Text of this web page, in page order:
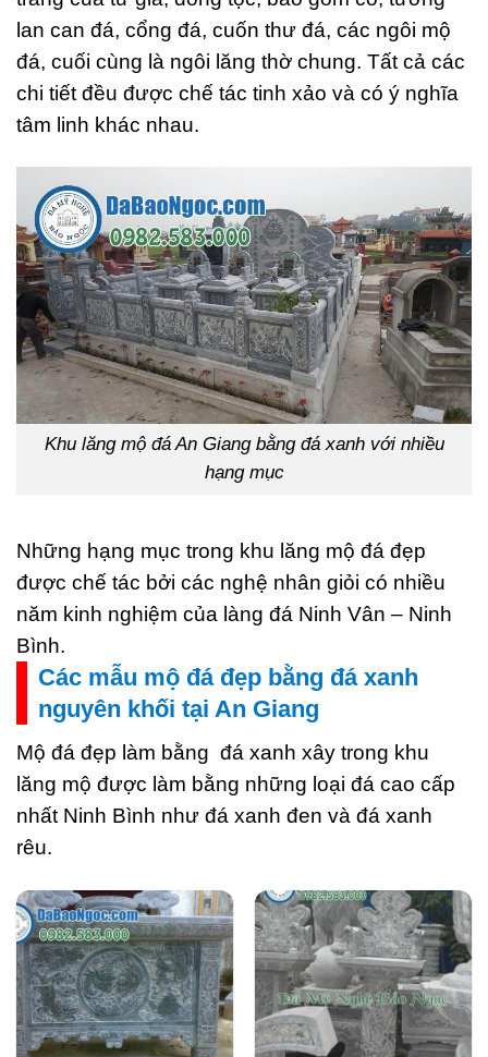
lan can đá, cổng đá, cuốn thư đá, các ngôi mộ
đá, cuối cùng là ngôi lăng thờ chung. Tất cả các
chi tiết đều được chế tác tinh xảo và có ý nghĩa
tâm linh khác nhau.
Khu lăng mộ đá An Giang bằng đá xanh với nhiều
hạng mục
Những hạng mục trong khu lăng mộ đá đẹp
được chế tác bởi các nghệ nhân giỏi có nhiều
năm kinh nghiệm của làng đá Ninh Vân – Ninh
Bình.
Các mẫu mộ đá đẹp bằng đá xanh
nguyên khối tại An Giang
Mộ đá đẹp làm bằng đá xanh xây trong khu
lăng mộ được làm bằng những loại đá cao cấp
nhất Ninh Bình như đá xanh đen và đá xanh
rêu.